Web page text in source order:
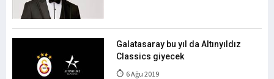
Galatasaray bu yıl da Altınyıldız
Classics giyecek
6 Ağu 2019